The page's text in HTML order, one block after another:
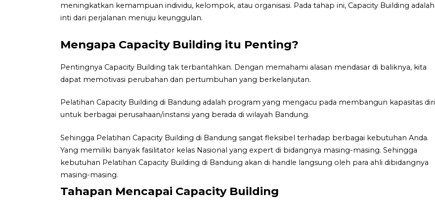
meningkatkan kemampuan individu, kelompok, atau organisasi. Pada tahap ini, Capacity Building adalah
inti dari perjalanan menuju keunggulan.
Mengapa Capacity Building itu Penting?
Pentingnya Capacity Building tak terbantahkan. Dengan memahami alasan mendasar di baliknya, kita
dapat memotivasi perubahan dan pertumbuhan yang berkelanjutan.
Pelatihan Capacity Building di Bandung adalah program yang mengacu pada membangun kapasitas diri
untuk berbagai perusahaan/instansi yang berada di wilayah Bandung.
Sehingga Pelatihan Capacity Building di Bandung sangat fleksibel terhadap berbagai kebutuhan Anda.
Yang memiliki banyak fasilitator kelas Nasional yang expert di bidangnya masing-masing. Sehingga
kebutuhan Pelatihan Capacity Building di Bandung akan di handle langsung oleh para ahli dibidangnya
masing-masing.
Tahapan Mencapai Capacity Building